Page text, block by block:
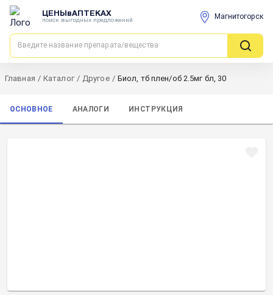
ЦЕНЫвАПТЕКАХ
поиск выгодных предложений Магнитогорск
Главная / Каталог / Другое / Биол, тб плен/об 2.5мг бл, 30
ОСНОВНОЕ АНАЛОГИ ИНСТРУКЦИЯ